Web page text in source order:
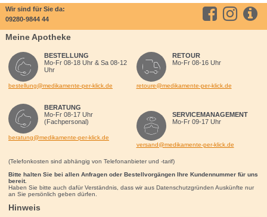
Wir sind für Sie da:
09280-9844 44
Meine Apotheke
BESTELLUNG
Mo-Fr 08-18 Uhr & Sa 08-12
Uhr
bestellung@medikamente-per-klick.de
BERATUNG
Mo-Fr 08-17 Uhr
(Fachpersonal)
beratung@medikamente-per-klick.de
RETOUR
Mo-Fr 08-16 Uhr
retoure@medikamente-per-klick.de
SERVICEMANAGEMENT
Mo-Fr 09-17 Uhr
versand@medikamente-per-klick.de
(Telefonkosten sind abhängig von Telefonanbieter und -tarif)
Bitte halten Sie bei allen Anfragen oder Bestellvorgängen Ihre Kundennummer für uns
bereit.
Haben Sie bitte auch dafür Verständnis, dass wir aus Datenschutzgründen Auskünfte nur
an Sie persönlich geben dürfen.
Hinweis